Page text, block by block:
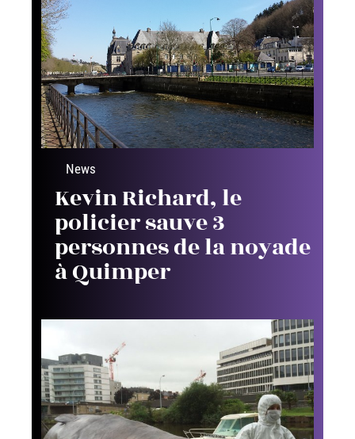
News
Kevin Richard, le
policier sauve 3
personnes de la noyade
à Quimper